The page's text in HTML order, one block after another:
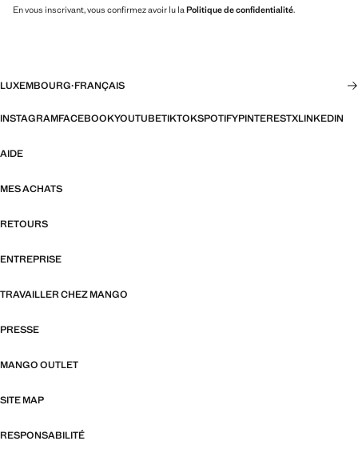
En vous inscrivant, vous confirmez avoir lu la Politique de confidentialité.
LUXEMBOURG·FRANÇAIS
INSTAGRAMFACEBOOKYOUTUBETIKTOKSPOTIFYPINTERESTXLINKEDIN
AIDE
MES ACHATS
RETOURS
ENTREPRISE
TRAVAILLER CHEZ MANGO
PRESSE
MANGO OUTLET
SITE MAP
RESPONSABILITÉ